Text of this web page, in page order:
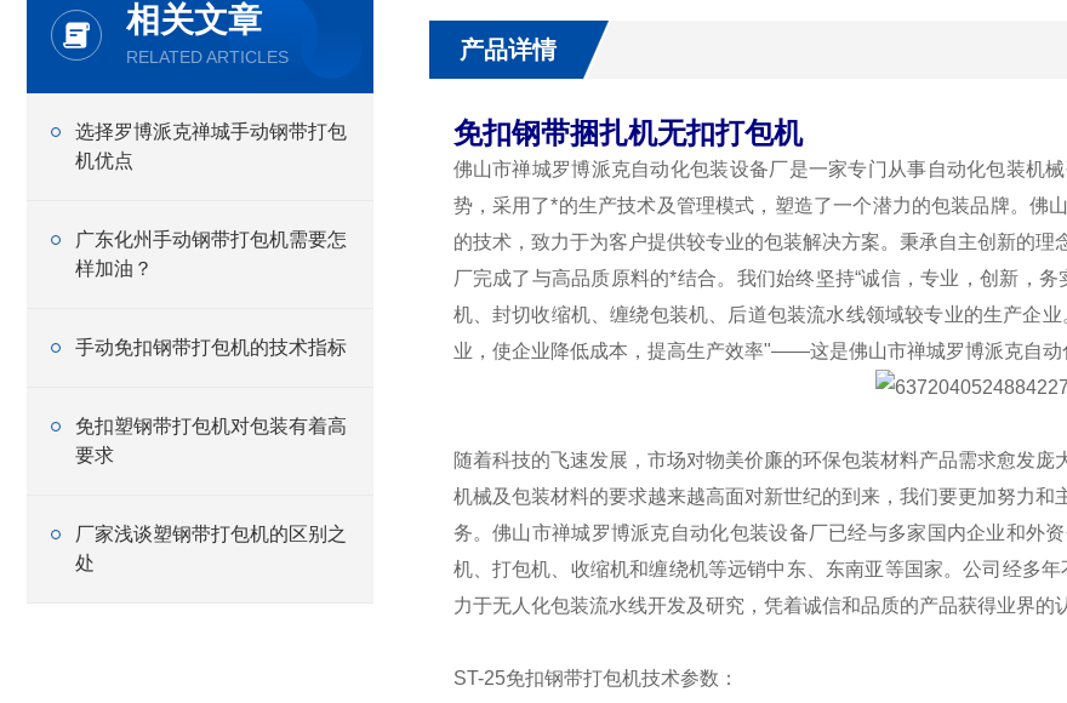
相关文章
RELATED ARTICLES
选择罗博派克禅城手动钢带打包
机优点
广东化州手动钢带打包机需要怎
样加油？
手动免扣钢带打包机的技术指标
免扣塑钢带打包机对包装有着高
要求
厂家浅谈塑钢带打包机的区别之
处
产品详情
免扣钢带捆扎机无扣打包机
佛山市禅城罗博派克自动化包装设备厂是一家专门从事自动化包装机
势，采用了*的生产技术及管理模式，塑造了一个潜力的包装品牌。佛
的技术，致力于为客户提供较专业的包装解决方案。秉承自主创新的
厂完成了与高品质原料的*结合。我们始终坚持“诚信，专业，创新，
机、封切收缩机、缠绕包装机、后道包装流水线领域较专业的生产企
业，使企业降低成本，提高生产效率"——这是佛山市禅城罗博派克自
随着科技的飞速发展，市场对物美价廉的环保包装材料产品需求愈发
机械及包装材料的要求越来越高面对新世纪的到来，我们要更加努力
务。佛山市禅城罗博派克自动化包装设备厂已经与多家国内企业和外
机、打包机、收缩机和缠绕机等远销中东、东南亚等国家。公司经多
力于无人化包装流水线开发及研究，凭着诚信和品质的产品获得业界的
ST-25免扣钢带打包机技术参数：